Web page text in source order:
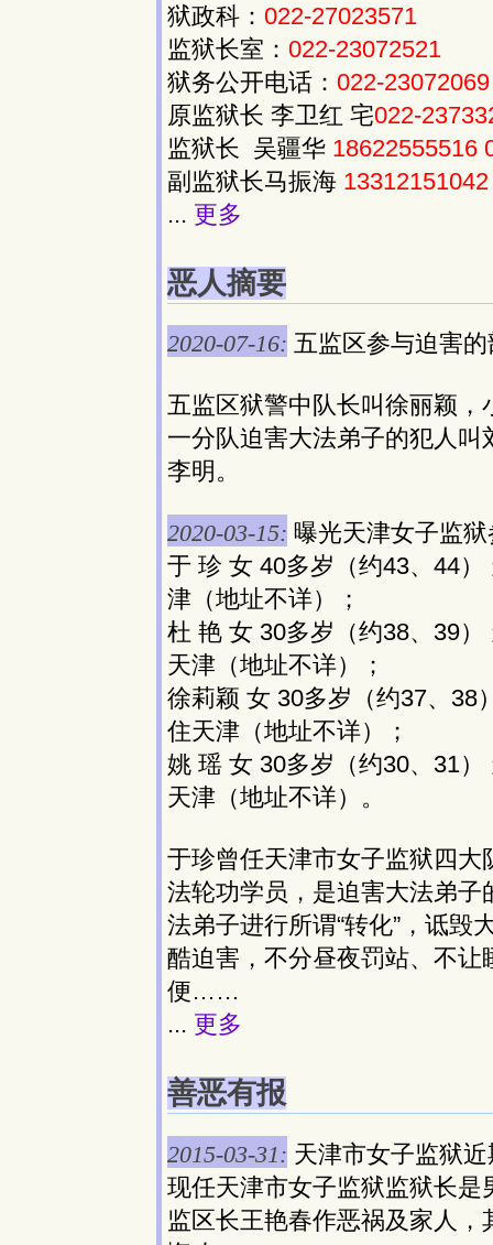
狱政科： 022-27023571
监狱长室： 022-23072521
狱务公开电话： 022-23072069
原监狱长 李卫红 宅022-
监狱长 吴疆华 18622555516
副监狱长马振海 13312151042
... 更多
恶人摘要
2020-07-16: 五监区参与迫害
五监区狱警中队长叫徐丽颖
一分队迫害大法弟子的犯人
李明。
2020-03-15: 曝光天津女子监
于 珍 女 40多岁（约43、44
津（地址不详）；
杜 艳 女 30多岁（约38、39
天津（地址不详）；
徐莉颖 女 30多岁（约37、38
住天津（地址不详）；
姚 瑶 女 30多岁（约30、31
天津（地址不详）。
于珍曾任天津市女子监狱四大
法轮功学员，是迫害大法弟
法弟子进行所谓“转化”，诋毁
酷迫害，不分昼夜罚站、不
便……
... 更多
善恶有报
2015-03-31: 天津市女子监狱
现任天津市女子监狱监狱长是
监区长王艳春作恶祸及家人